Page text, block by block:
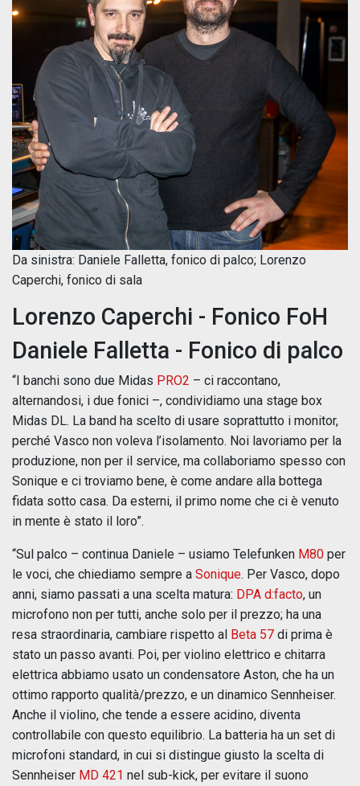
Da sinistra: Daniele Falletta, fonico di palco; Lorenzo
Caperchi, fonico di sala
Lorenzo Caperchi - Fonico FoH
Daniele Falletta - Fonico di palco
“I banchi sono due Midas PRO2 – ci raccontano,
alternandosi, i due fonici –, condividiamo una stage box
Midas DL. La band ha scelto di usare soprattutto i monitor,
perché Vasco non voleva l’isolamento. Noi lavoriamo per la
produzione, non per il service, ma collaboriamo spesso con
Sonique e ci troviamo bene, è come andare alla bottega
fidata sotto casa. Da esterni, il primo nome che ci è venuto
in mente è stato il loro”.
“Sul palco – continua Daniele – usiamo Telefunken M80 per
le voci, che chiediamo sempre a Sonique. Per Vasco, dopo
anni, siamo passati a una scelta matura: DPA d:facto, un
microfono non per tutti, anche solo per il prezzo; ha una
resa straordinaria, cambiare rispetto al Beta 57 di prima è
stato un passo avanti. Poi, per violino elettrico e chitarra
elettrica abbiamo usato un condensatore Aston, che ha un
ottimo rapporto qualità/prezzo, e un dinamico Sennheiser.
Anche il violino, che tende a essere acidino, diventa
controllabile con questo equilibrio. La batteria ha un set di
microfoni standard, in cui si distingue giusto la scelta di
Sennheiser MD 421 nel sub-kick, per evitare il suono